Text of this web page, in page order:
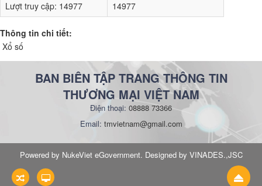
Lượt truy cập: 14977 14977
Thông tin chi tiết:
Xổ số
BAN BIÊN TẬP TRANG THÔNG TIN
THƯƠNG MẠI VIỆT NAM
Điện thoại: 08888 73366
Email: tmvietnam@gmail.com
Powered by NukeViet eGovernment. Designed by VINADES.,JSC